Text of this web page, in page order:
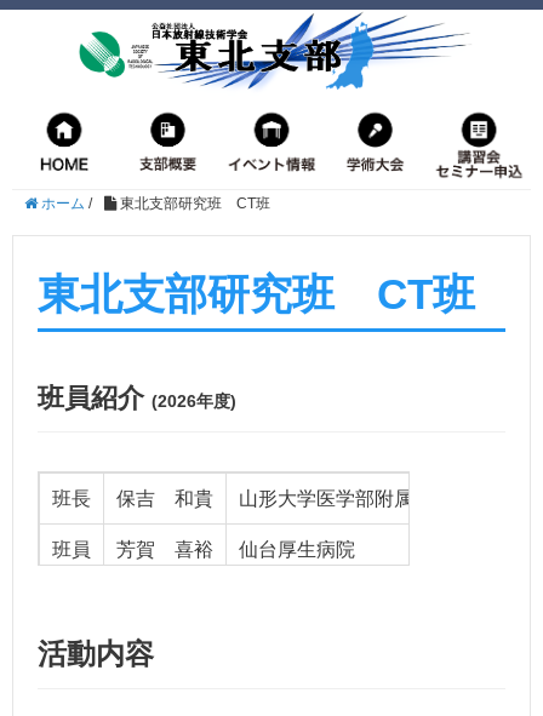
ホーム / 東北支部研究班 CT班
東北支部研究班 CT班
班員紹介 (2026年度)
班長 保吉 和貴 山形大学医学部附属病院
班員 芳賀 喜裕 仙台厚生病院
小田 雄一
活動内容